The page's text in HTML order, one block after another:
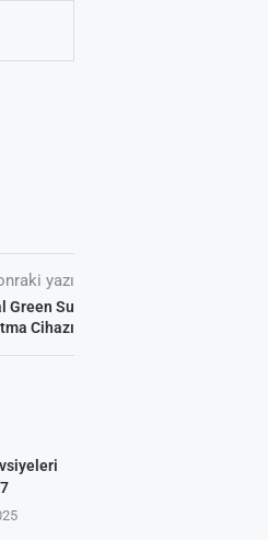
yazı
Green Su
Cihazı